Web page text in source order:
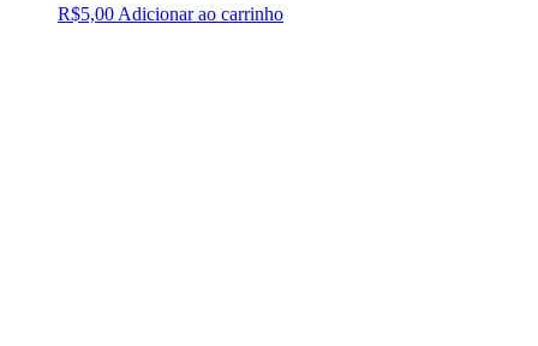
R$5,00 Adicionar ao carrinho